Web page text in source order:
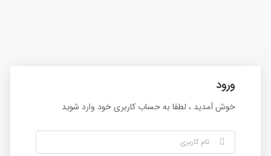
ورود
خوش آمدید ، لطفا به حساب کاربری خود وارد شوید